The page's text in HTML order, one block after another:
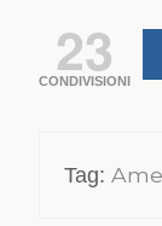
23
CONDIVISIONI
Tag: